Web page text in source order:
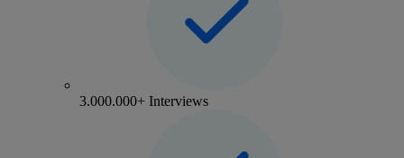
3.000.000+ Interviews